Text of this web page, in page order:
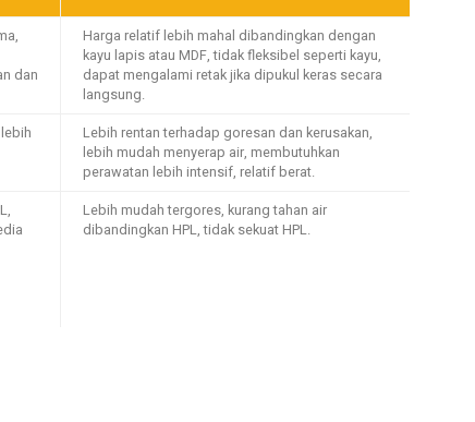
dan
Harga relatif lebih mahal dibandingkan dengan
kayu lapis atau MDF, tidak fleksibel seperti kayu,
dapat mengalami retak jika dipukul keras secara
langsung.
Lebih rentan terhadap goresan dan kerusakan,
lebih mudah menyerap air, membutuhkan
perawatan lebih intensif, relatif berat.
Lebih mudah tergores, kurang tahan air
dibandingkan HPL, tidak sekuat HPL.